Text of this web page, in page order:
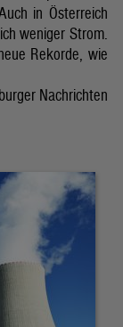
in Österreich
weniger Strom.
Rekorde, wie
Nachrichten